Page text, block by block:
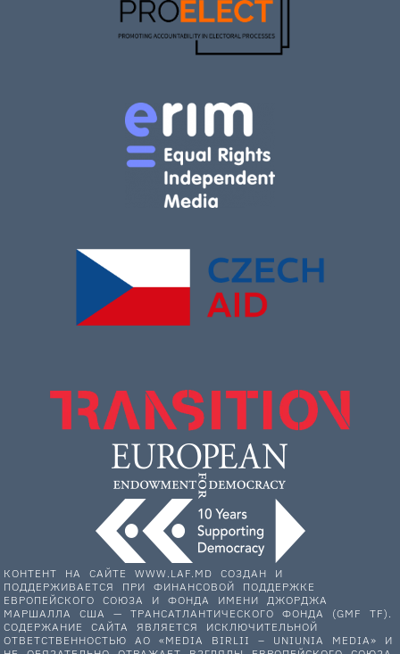
КОНТЕНТ НА САЙТЕ WWW.LAF.MD СОЗДАН И
ПОДДЕРЖИВАЕТСЯ ПРИ ФИНАНСОВОЙ ПОДДЕРЖКЕ
ЕВРОПЕЙСКОГО СОЮЗА И ФОНДА ИМЕНИ ДЖОРДЖА
МАРШАЛЛА США — ТРАНСАТЛАНТИЧЕСКОГО ФОНДА (GMF TF).
СОДЕРЖАНИЕ САЙТА ЯВЛЯЕТСЯ ИСКЛЮЧИТЕЛЬНОЙ
ОТВЕТСТВЕННОСТЬЮ АО «MEDIA BIRLII – UNIUNIA MEDIA» И